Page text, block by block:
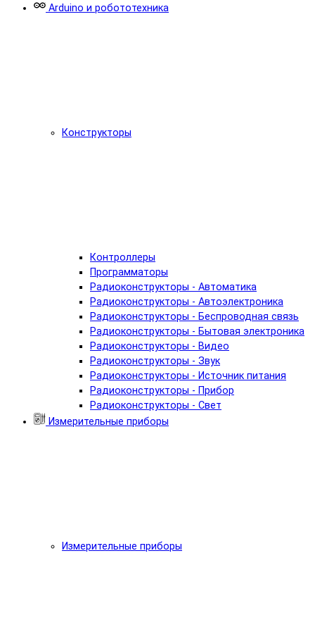
Arduino и робототехника
Конструкторы
Контроллеры
Программаторы
Радиоконструкторы - Автоматика
Радиоконструкторы - Автоэлектроника
Радиоконструкторы - Беспроводная связь
Радиоконструкторы - Бытовая электроника
Радиоконструкторы - Видео
Радиоконструкторы - Звук
Радиоконструкторы - Источник питания
Радиоконструкторы - Прибор
Радиоконструкторы - Свет
Измерительные приборы
Измерительные приборы